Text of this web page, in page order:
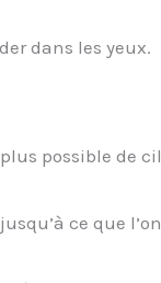
dans les yeux.
possible de
ce que